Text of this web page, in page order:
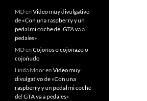
MDen Video muy divulgativo
de «Con una raspberry y un
pedal mi coche del GTA va a
pedales»
MDen Cojoños o cojoñazo o
cojoñudo
Linda Mooren Video muy
divulgativo de «Con una
raspberry y un pedal mi coche
del GTA va a pedales»